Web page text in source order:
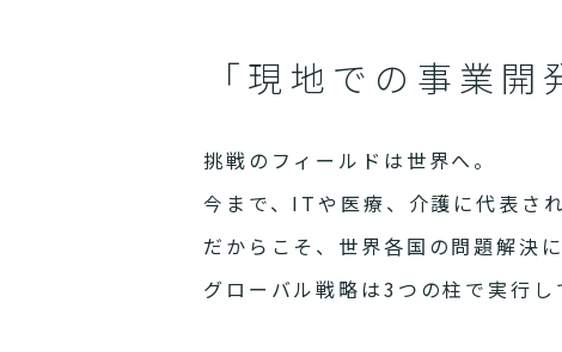
「現地での事業
挑戦のフィールドは世界へ。
今まで、ITや医療、介護に代表さ
だからこそ、世界各国の問題解決
グローバル戦略は3つの柱で実行し